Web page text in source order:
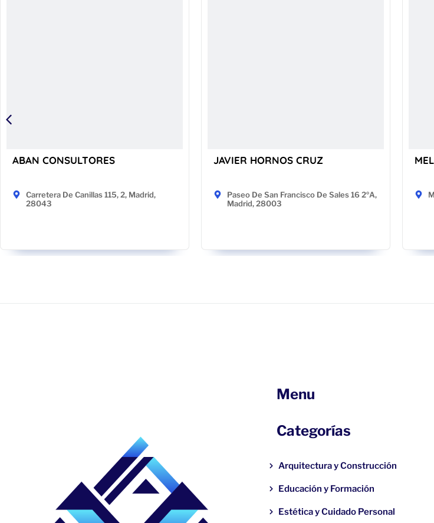
ABAN CONSULTORES
Carretera De Canillas 115, 2, Madrid,
28043
JAVIER HORNOS CRUZ
Paseo De San Francisco De Sales 16 2ºA,
Madrid, 28003
Menu
Categorías
Arquitectura y Construcción
Educación y Formación
Estética y Cuidado Personal